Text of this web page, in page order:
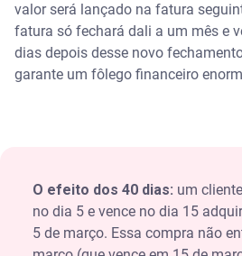
valor será lançado na fatura
fatura só fechará dali a um mês e
dias depois desse novo
garante um fôlego financeiro
O efeito dos 40 dias: um
no dia 5 e vence no dia 15
5 de março. Essa compra não